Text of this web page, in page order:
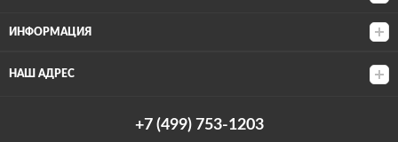
ИНФОРМАЦИЯ
НАШ АДРЕС
+7 (499) 753-1203